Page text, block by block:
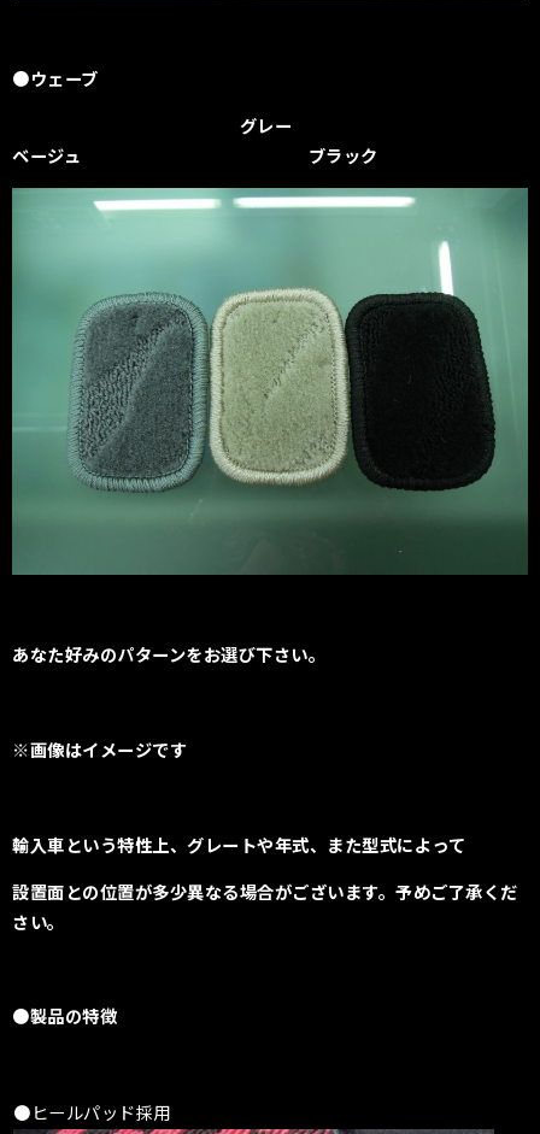
●ウェーブ
グレー
ベージュ ブラック
あなた好みのパターンをお選び下さい。
※画像はイメージです
輸入車という特性上、グレートや年式、また型式によって
設置面との位置が多少異なる場合がございます。予めご了承くだ
さい。
●製品の特徴
●ヒールパッド採用